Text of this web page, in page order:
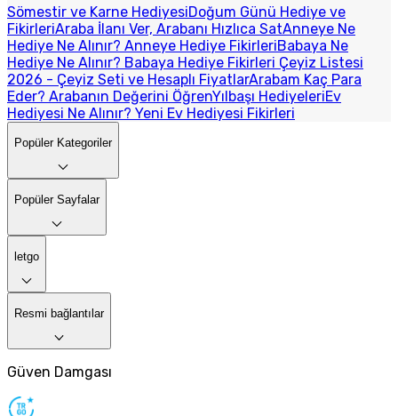
Sömestir ve Karne HediyesiDoğum Günü Hediye ve
FikirleriAraba İlanı Ver, Arabanı Hızlıca SatAnneye Ne
Hediye Ne Alınır? Anneye Hediye FikirleriBabaya Ne
Hediye Ne Alınır? Babaya Hediye Fikirleri Çeyiz Listesi
2026 - Çeyiz Seti ve Hesaplı FiyatlarArabam Kaç Para
Eder? Arabanın Değerini ÖğrenYılbaşı HediyeleriEv
Hediyesi Ne Alınır? Yeni Ev Hediyesi Fikirleri
Popüler Kategoriler
Popüler Sayfalar
letgo
Resmi bağlantılar
Güven Damgası